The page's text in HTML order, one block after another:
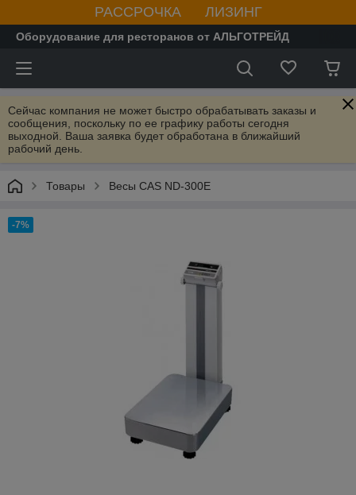
РАССРОЧКА ЛИЗИНГ
Оборудование для ресторанов от АЛЬГОТРЕЙД
Сейчас компания не может быстро обрабатывать заказы и
сообщения, поскольку по ее графику работы сегодня
выходной. Ваша заявка будет обработана в ближайший
рабочий день.
Товары Весы CAS ND-300E
-7%